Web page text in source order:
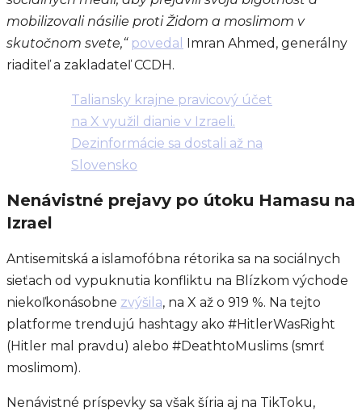
mobilizovali násilie proti Židom a moslimom v
skutočnom svete,“ povedal Imran Ahmed, generálny
riaditeľ a zakladateľ CCDH.
Taliansky krajne pravicový účet
na X využil dianie v Izraeli.
Dezinformácie sa dostali až na
Slovensko
Nenávistné prejavy po útoku Hamasu na
Izrael
Antisemitská a islamofóbna rétorika sa na sociálnych
sieťach od vypuknutia konfliktu na Blízkom východe
niekoľkonásobne zvýšila, na X až o 919 %. Na tejto
platforme trendujú hashtagy ako #HitlerWasRight
(Hitler mal pravdu) alebo #DeathtoMuslims (smrť
moslimom).
Nenávistné príspevky sa však šíria aj na TikToku,